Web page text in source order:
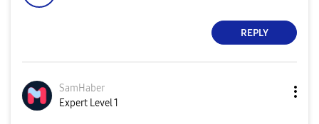
REPLY
SamHaber
Expert Level 1